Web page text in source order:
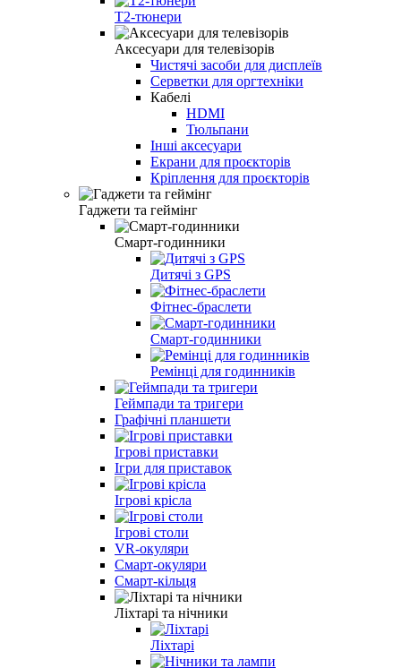
Т2-тюнери
Аксесуари для телевізорів
Чистячі засоби для дисплеїв
Серветки для оргтехніки
Кабелі
HDMI
Тюльпани
Інші аксесуари
Екрани для проєкторів
Кріплення для проєкторів
Гаджети та геймінг
Смарт-годинники
Дитячі з GPS
Фітнес-браслети
Смарт-годинники
Ремінці для годинників
Геймпади та тригери
Графічні планшети
Ігрові приставки
Ігри для приставок
Ігрові крісла
Ігрові столи
VR-окуляри
Смарт-окуляри
Смарт-кільця
Ліхтарі та нічники
Ліхтарі